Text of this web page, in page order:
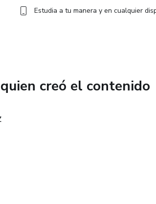
tu dinero, dejá de vivir con deudas y
Estudia a tu manera y en cualquier
creó el contenido